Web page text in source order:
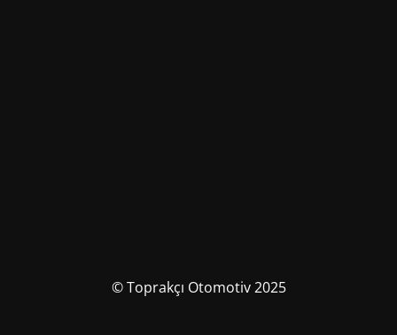
© Toprakçı Otomotiv 2025